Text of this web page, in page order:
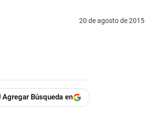
20 de agosto de 2015
Agregar Búsqueda en